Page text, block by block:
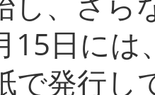
15日に
で発行し